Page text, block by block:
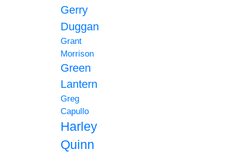
Gerry
Duggan
Grant
Morrison
Green
Lantern
Greg
Capullo
Harley
Quinn